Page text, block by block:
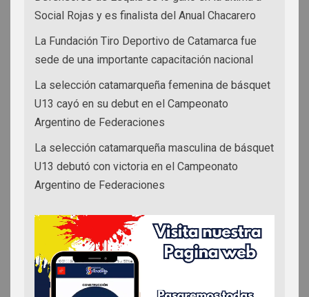
Social Rojas y es finalista del Anual Chacarero
La Fundación Tiro Deportivo de Catamarca fue
sede de una importante capacitación nacional
La selección catamarqueña femenina de básquet
U13 cayó en su debut en el Campeonato
Argentino de Federaciones
La selección catamarqueña masculina de básquet
U13 debutó con victoria en el Campeonato
Argentino de Federaciones